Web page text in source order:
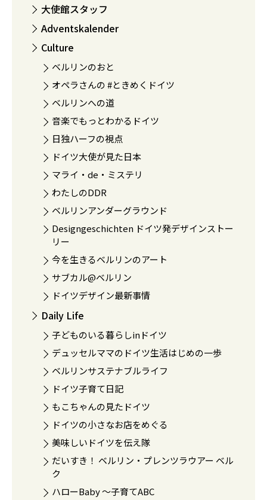
大使館スタッフ
Adventskalender
Culture
ベルリンのおと
オペラさんの #ときめくドイツ
ベルリンへの道
音楽でもっとわかるドイツ
日独ハーフの視点
ドイツ大使が見た日本
マライ・de・ミステリ
わたしのDDR
ベルリンアンダーグラウンド
Designgeschichten ドイツ発デザインストー
リー
今を生きるベルリンのアート
サブカル@ベルリン
ドイツデザイン最新事情
Daily Life
子どものいる暮らしinドイツ
デュッセルママのドイツ生活はじめの一歩
ベルリンサステナブルライフ
ドイツ子育て日記
もこちゃんの見たドイツ
ドイツの小さなお店をめぐる
美味しいドイツを伝え隊
だいすき！ ベルリン・プレンツラウアー ベル
ク
ハローBaby 〜子育てABC